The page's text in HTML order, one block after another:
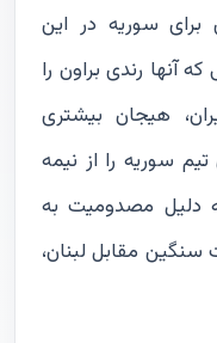
برای سوریه در این
آنها رندی براون را
هیجان بیشتری
سوریه را از نیمه
دلیل مصدومیت به
مقابل لبنان،